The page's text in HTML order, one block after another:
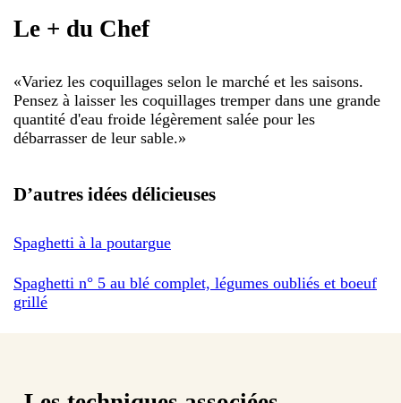
Le + du Chef
«Variez les coquillages selon le marché et les saisons.
Pensez à laisser les coquillages tremper dans une grande
quantité d'eau froide légèrement salée pour les
débarrasser de leur sable.»
D’autres idées délicieuses
Spaghetti à la poutargue
Spaghetti n° 5 au blé complet, légumes oubliés et boeuf
grillé